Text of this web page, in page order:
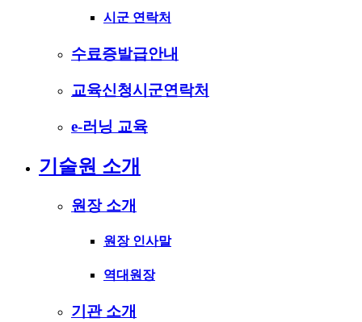
시군 연락처
수료증발급안내
교육신청시군연락처
e-러닝 교육
기술원 소개
원장 소개
원장 인사말
역대원장
기관 소개